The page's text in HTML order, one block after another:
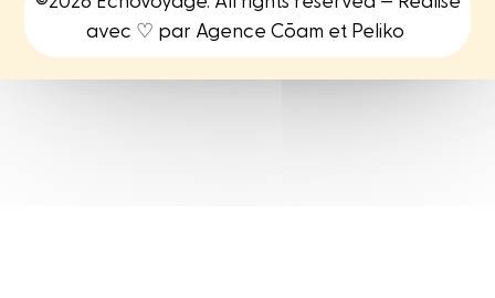
avec ♡ par Agence Cōam et Peliko